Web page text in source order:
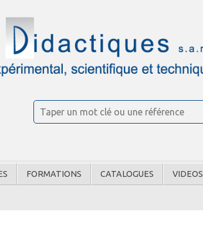
FORMATIONS CATALOGUES VIDEOS